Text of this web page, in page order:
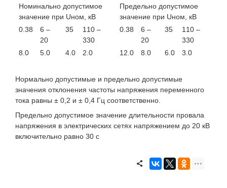
Номинально допустимое
значение при Uном, кВ
Предельно допустимое
значение при Uном, кВ
0.38
6 –
20
35
110 –
330
0.38
6 –
20
35
110 –
330
8.0
5.0 4.0 2.0 12.0 8.0 6.0 3.0
Нормально допустимые и предельно допустимые
значения отклонения частоты напряжения переменного
тока равны ± 0,2 и ± 0,4 Гц соответственно.
Предельно допустимое значение длительности провала
напряжения в электрических сетях напряжением до 20 кВ
включительно равно 30 с